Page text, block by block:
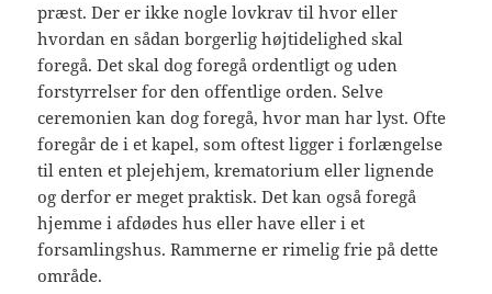
præst. Der er ikke nogle lovkrav til hvor eller
hvordan en sådan borgerlig højtidelighed skal
foregå. Det skal dog foregå ordentligt og uden
forstyrrelser for den offentlige orden. Selve
ceremonien kan dog foregå, hvor man har lyst. Ofte
foregår de i et kapel, som oftest ligger i forlængelse
til enten et plejehjem, krematorium eller lignende
og derfor er meget praktisk. Det kan også foregå
hjemme i afdødes hus eller have eller i et
forsamlingshus. Rammerne er rimelig frie på dette
område.